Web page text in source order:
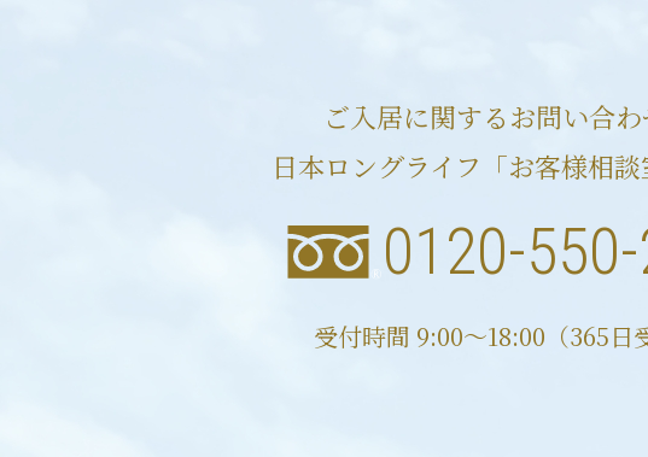
ご入居に関するお問い合
日本ロングライフ「お客様相
0120-
受付時間 9:00〜18:00（365日